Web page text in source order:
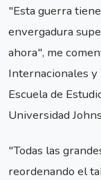
"Esta guerra
envergadura
ahora", me
Internacionales y
Escuela de
Universidad
"Todas las
reordenando el